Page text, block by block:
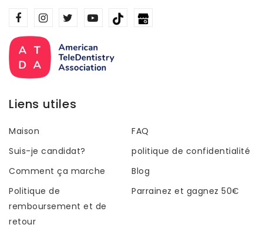
Liens utiles
Maison
FAQ
Suis-je candidat?
politique de confidentialité
Comment ça marche
Blog
Politique de
remboursement et de
retour
Parrainez et gagnez 50€